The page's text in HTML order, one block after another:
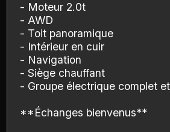
- Moteur 2.0t
- AWD
- Toit panoramique
- Intérieur en cuir
- Navigation
- Siège chauffant
- Groupe électrique complet
**Échanges bienvenus**